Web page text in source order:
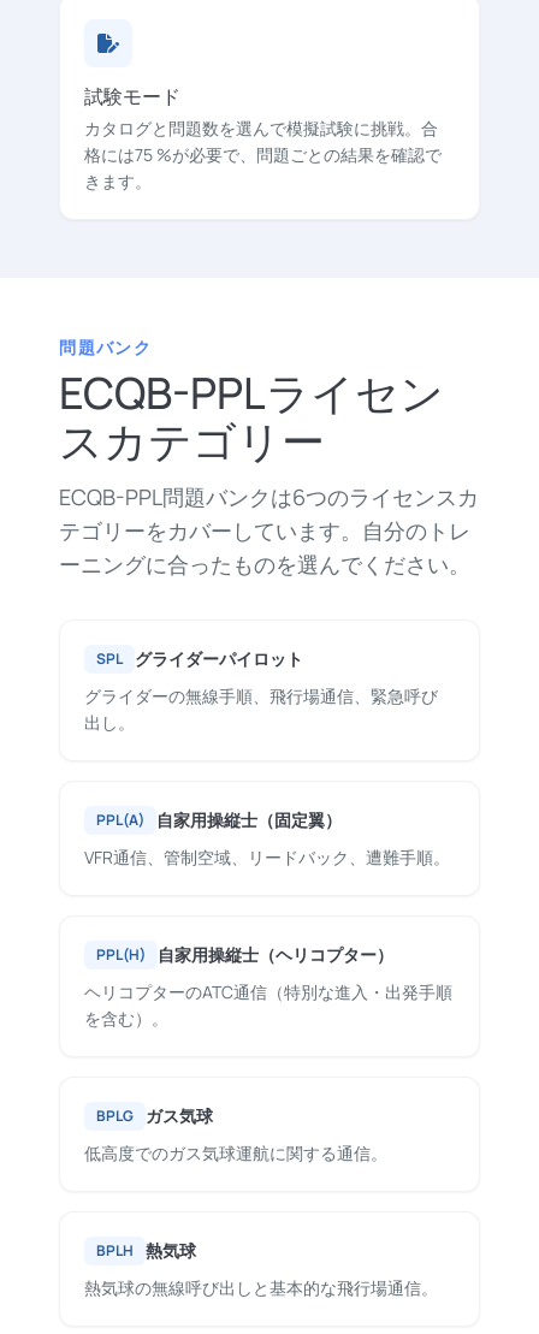
試験モード
カタログと問題数を選んで模擬試験に挑戦。合
格には75 %が必要で、問題ごとの結果を確認で
きます。
問題バンク
ECQB-PPLライセン
スカテゴリー
ECQB-PPL問題バンクは6つのライセンスカ
テゴリーをカバーしています。自分のトレ
ーニングに合ったものを選んでください。
SPL
グライダーパイロット
グライダーの無線手順、飛行場通信、緊急呼び
出し。
PPL(A)
自家用操縦士（固定翼）
VFR通信、管制空域、リードバック、遭難手順。
PPL(H)
自家用操縦士（ヘリコプター）
ヘリコプターのATC通信（特別な進入・出発手順
を含む）。
BPLG
ガス気球
低高度でのガス気球運航に関する通信。
BPLH
熱気球
熱気球の無線呼び出しと基本的な飛行場通信。